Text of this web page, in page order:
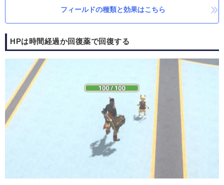
フィールドの種類と効果はこちら
HPは時間経過か回復薬で回復する